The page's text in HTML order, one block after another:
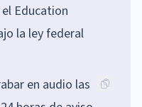
Education
la ley federal
en audio las